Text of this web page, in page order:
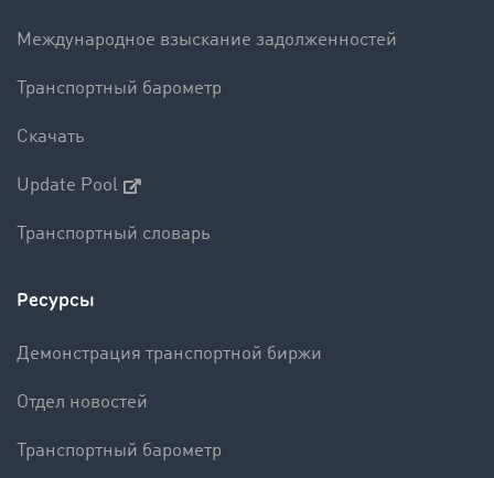
Международное взыскание задолженностей
Транспортный барометр
Скачать
Update Pool
Транспортный словарь
Ресурсы
Демонстрация транспортной биржи
Отдел новостей
Транспортный барометр